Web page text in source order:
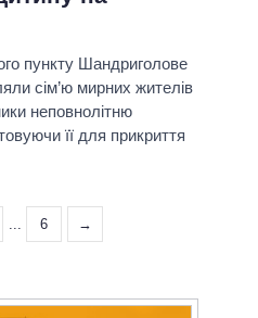
пункту Шандриголове
сім’ю мирних жителів
неповнолітню
її для прикриття
... 6 →